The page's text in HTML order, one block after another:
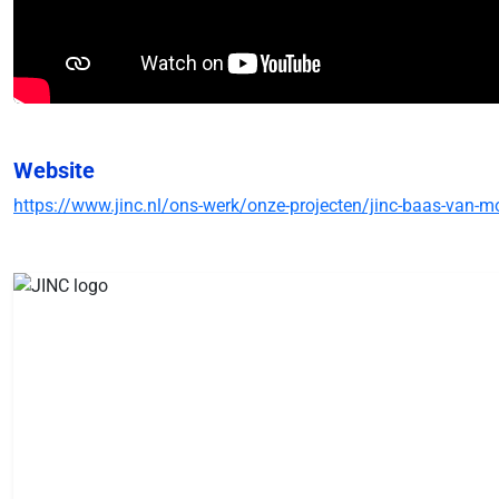
Website
https://www.jinc.nl/ons-werk/onze-projecten/jinc-baas-van-